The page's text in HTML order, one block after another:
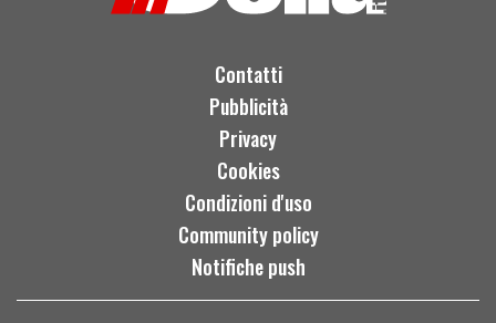
Contatti
Pubblicità
Privacy
Cookies
Condizioni d'uso
Community policy
Notifiche push